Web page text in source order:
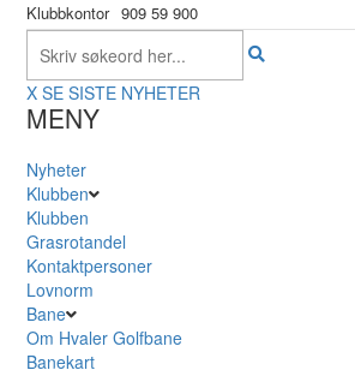
Klubbkontor 909 59 900
X SE SISTE NYHETER
MENY
Nyheter
Klubben
Klubben
Grasrotandel
Kontaktpersoner
Lovnorm
Bane
Om Hvaler Golfbane
Banekart